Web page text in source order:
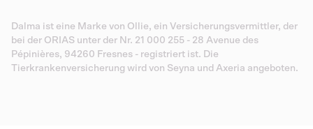
Dalma ist eine Marke von Ollie, ein Versicherungsvermittler, der
bei der ORIAS unter der Nr. 21 000 255 - 28 Avenue des
Pépinières, 94260 Fresnes - registriert ist. Die
Tierkrankenversicherung wird von Seyna und Axeria angeboten.